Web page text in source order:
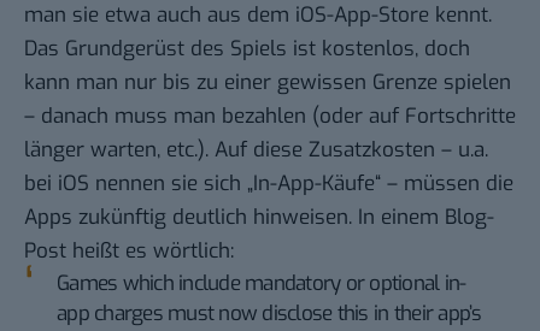
man sie etwa auch aus dem iOS-App-Store kennt.
Das Grundgerüst des Spiels ist kostenlos, doch
kann man nur bis zu einer gewissen Grenze spielen
– danach muss man bezahlen (oder auf Fortschritte
länger warten, etc.). Auf diese Zusatzkosten – u.a.
bei iOS nennen sie sich „In-App-Käufe“ – müssen die
Apps zukünftig deutlich hinweisen. In einem Blog-
Post heißt es wörtlich:
Games which include mandatory or optional in-
app charges must now disclose this in their app’s